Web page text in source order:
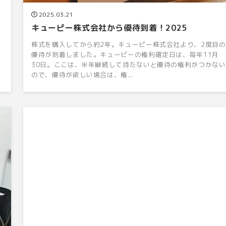
2025.03.21
キューピー株式会社から優待到着！2025
株式を購入してから約2年。キューピー株式会社より、2度目の
優待が到着しました。キューピーの権利確定日は、毎年11月
30日。ここは、半年継続して持たないと優待の権利がつかない
ので、優待が欲しい場合は、権...